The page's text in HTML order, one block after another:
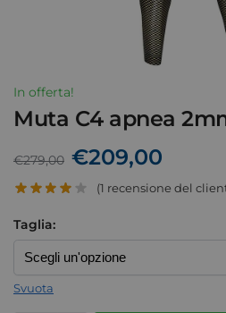
In offerta!
Muta C4 apnea
€279,00 €209,00
(1 recensione del
Taglia:
Svuota